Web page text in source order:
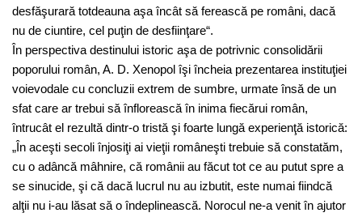
desfăşurară totdeauna aşa încât să ferească pe români, dacă
nu de ciuntire, cel puţin de desfiinţare“.
În perspectiva destinului istoric aşa de potrivnic consolidării
poporului român, A. D. Xenopol îşi încheia prezentarea instituţiei
voievodale cu concluzii extrem de sumbre, urmate însă de un
sfat care ar trebui să înflorească în inima fiecărui român,
întrucât el rezultă dintr-o tristă şi foarte lungă experienţă istorică:
„În aceşti secoli înjosiţi ai vieţii româneşti trebuie să constatăm,
cu o adâncă mâhnire, că românii au făcut tot ce au putut spre a
se sinucide, şi că dacă lucrul nu au izbutit, este numai fiindcă
alţii nu i-au lăsat să o îndeplinească. Norocul ne-a venit în ajutor